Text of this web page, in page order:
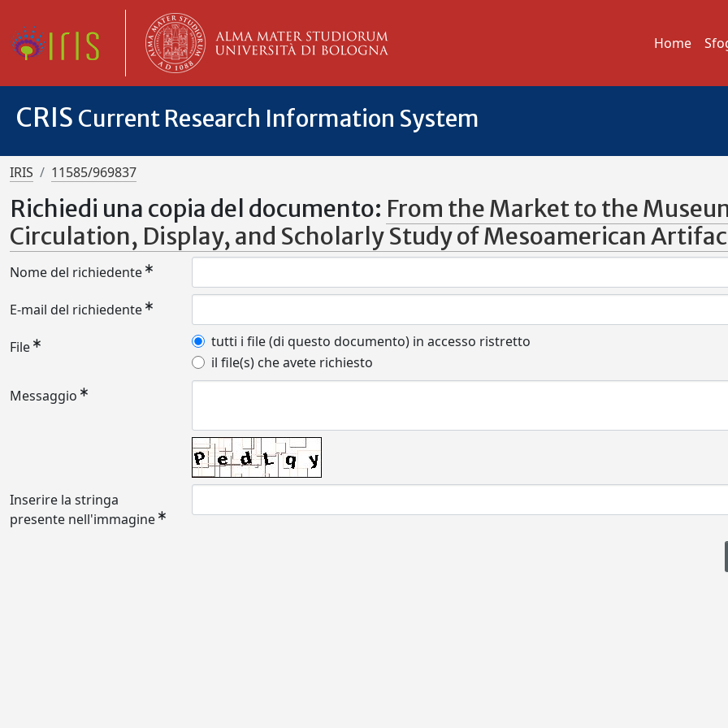
Home
CRIS Current Research Information System
IRIS 11585/969837
Richiedi una copia del documento: From the Market to the
Circulation, Display, and Scholarly Study of Mesoamerican
Nome del richiedente
E-mail del richiedente
File
tutti i file (di questo documento) in accesso ristretto
il file(s) che avete richiesto
Messaggio
Inserire la stringa
presente nell'immagine